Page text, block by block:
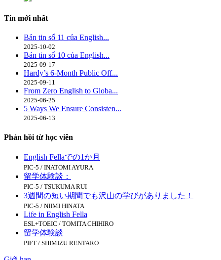
Tin mới nhất
Bản tin số 11 của English...
2025-10-02
Bản tin số 10 của English...
2025-09-17
Hardy’s 6-Month Public Off...
2025-09-11
From Zero English to Globa...
2025-06-25
5 Ways We Ensure Consisten...
2025-06-13
Phản hồi từ học viên
English Fellaでの1か月
PIC-5 / INATOMI AYURA
留学体験談：
PIC-5 / TSUKUMA RUI
3週間の短い期間でも沢山の学びがありました！
PIC-5 / NIIMI HINATA
Life in English Fella
ESL+TOEIC / TOMITA CHIHIRO
留学体験談
PIFT / SHIMIZU RENTARO